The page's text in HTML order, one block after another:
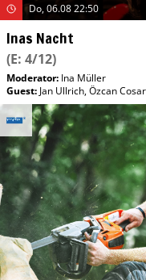
Do, 06.08 22:50
Inas Nacht
(E: 4/12)
Moderator: Ina Müller
Guest: Jan Ullrich,Özcan Cosar